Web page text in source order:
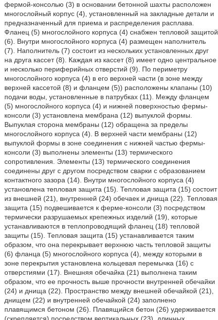
фермой-консолью (3) в основании бетонной шахты расположен
многослойный корпус (4), установленный на закладные детали и
предназначенный для приема и распределения расплава.
Фланец (5) многослойного корпуса (4) снабжен тепловой защитой
(6). Внутри многослойного корпуса (4) размещен наполнитель
(7). Наполнитель (7) состоит из нескольких установленных друг
на друга кассет (8). Каждая из кассет (8) имеет одно центральное
и несколько периферийных отверстий (9). По периметру
многослойного корпуса (4) в его верхней части (в зоне между
верхней кассетой (8) и фланцем (5)) расположены клапаны (10)
подачи воды, установленные в патрубках (11). Между фланцем
(5) многослойного корпуса (4) и нижней поверхностью фермы-
консоли (3) установлена мембрана (12) выпуклой формы.
Выпуклая сторона мембраны (12) обращена за пределы
многослойного корпуса (4). В верхней части мембраны (12)
выпуклой формы в зоне соединения с нижней частью фермы-
консоли (3) выполнены элементы (13) термического
сопротивления. Элементы (13) термического соединения
соединены друг с другом посредством сварки с образованием
контактного зазора (14). Внутри многослойного корпуса (4)
установлена тепловая защита (15). Тепловая защита (15) состоит
из внешней (21), внутренней (24) обечаек и днища (22). Тепловая
защита (15) подвешивается к ферме-консоли (3) посредством
термически разрушаемых крепежных изделий (19), которые
устанавливаются в теплопроводящий фланец (18) тепловой
защиты (15). Тепловая защита (15) устанавливается таким
образом, что она перекрывает верхнюю часть тепловой защиты
(6) фланца (5) многослойного корпуса (4), между которыми в
зоне перекрытия установлена кольцевая перемычка (16) с
отверстиями (17). Внешняя обечайка (21) выполнена таким
образом, что ее прочность выше прочности внутренней обечайки
(24) и днища (22). Пространство между внешней обечайкой (21),
днищем (22) и внутренней обечайкой (24) заполнено
плавящимся бетоном (26). Плавящийся бетон (26) удерживается